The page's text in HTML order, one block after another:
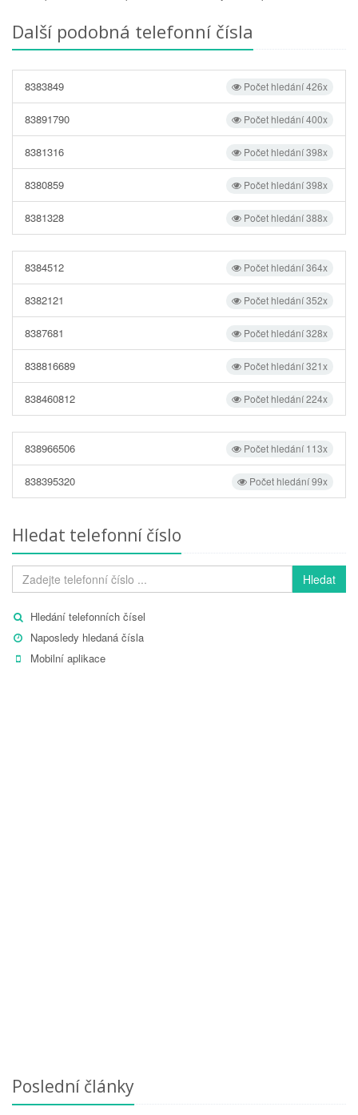
Další podobná telefonní čísla
Počet hledání 426x
8383849
Počet hledání 400x
83891790
Počet hledání 398x
8381316
Počet hledání 398x
8380859
Počet hledání 388x
8381328
Počet hledání 364x
8384512
Počet hledání 352x
8382121
Počet hledání 328x
8387681
Počet hledání 321x
838816689
Počet hledání 224x
838460812
Počet hledání 113x
838966506
Počet hledání 99x
838395320
Hledat telefonní číslo
Hledat
Hledání telefonních čísel
Naposledy hledaná čísla
Mobilní aplikace
Poslední články